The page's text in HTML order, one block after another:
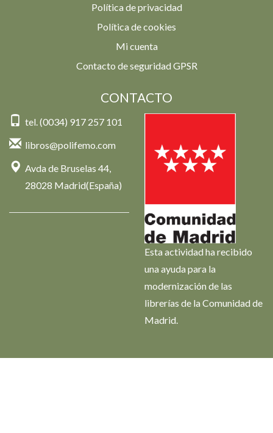
Política de privacidad
Política de cookies
Mi cuenta
Contacto de seguridad GPSR
CONTACTO
tel. (0034) 917 257 101
libros@polifemo.com
Avda de Bruselas 44,
28028 Madrid(España)
Esta actividad ha recibido
una ayuda para la
modernización de las
librerías de la Comunidad de
Madrid.